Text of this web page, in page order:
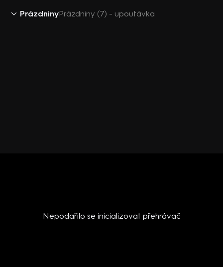
PrázdninyPrázdniny (7) - upoutávka
Nepodařilo se inicializovat přehrávač